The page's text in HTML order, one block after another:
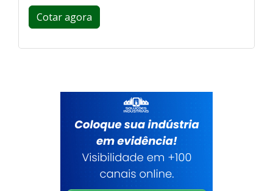
Cotar agora